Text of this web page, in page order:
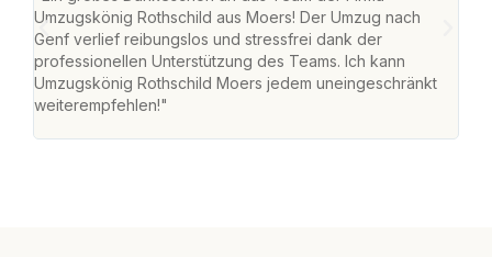
Umzugskönig Rothschild aus Moers! Der Umzug nach
Genf verlief reibungslos und stressfrei dank der
professionellen Unterstützung des Teams. Ich kann
Umzugskönig Rothschild Moers jedem uneingeschränkt
weiterempfehlen!"